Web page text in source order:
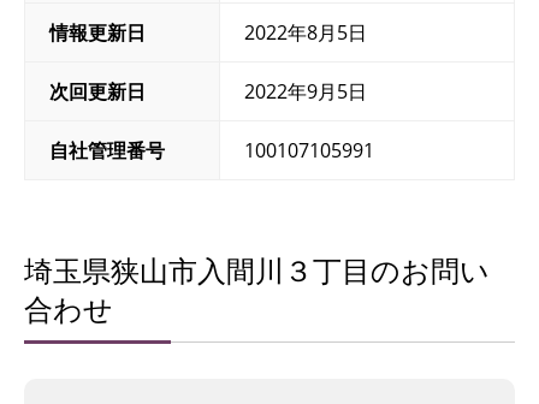
情報更新日 2022年8月5日
次回更新日 2022年9月5日
自社管理番号 100107105991
埼玉県狭山市入間川３丁目のお問い
合わせ